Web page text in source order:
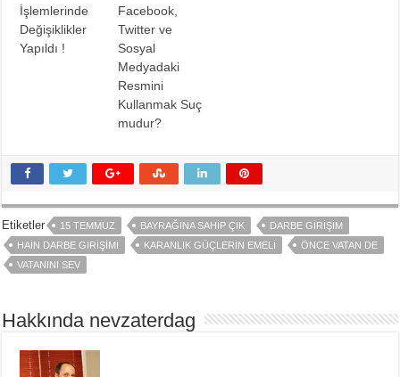
İşlemlerinde
Değişiklikler
Yapıldı !
Facebook,
Twitter ve
Sosyal
Medyadaki
Resmini
Kullanmak Suç
mudur?
Etiketler 15 TEMMUZ BAYRAĞINA SAHIP ÇIK
DARBE GIRIŞIM
HAIN DARBE GIRIŞIMI
KARANLIK GÜÇLERIN EMELI
ÖNCE VATAN DE
VATANINI SEV
Hakkında nevzaterdag